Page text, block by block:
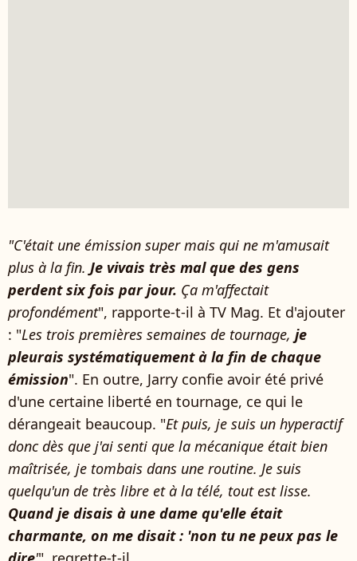
"C'était une émission super mais qui ne m'amusait
plus à la fin. Je vivais très mal que des gens
perdent six fois par jour. Ça m'affectait
profondément", rapporte-t-il à TV Mag. Et d'ajouter
: "Les trois premières semaines de tournage, je
pleurais systématiquement à la fin de chaque
émission". En outre, Jarry confie avoir été privé
d'une certaine liberté en tournage, ce qui le
dérangeait beaucoup. "Et puis, je suis un hyperactif
donc dès que j'ai senti que la mécanique était bien
maîtrisée, je tombais dans une routine. Je suis
quelqu'un de très libre et à la télé, tout est lisse.
Quand je disais à une dame qu'elle était
charmante, on me disait : 'non tu ne peux pas le